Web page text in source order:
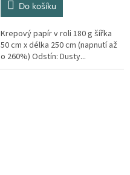
Do košíku
Krepový papír v roli 180 g šířka
50 cm x délka 250 cm (napnutí až
o 260%) Odstín: Dusty...